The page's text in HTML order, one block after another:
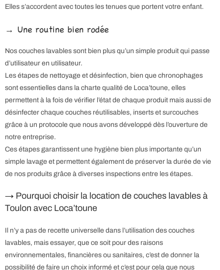
Elles s’accordent avec toutes les tenues que portent votre enfant.
→ Une routine bien rodée
Nos couches lavables sont bien plus qu’un simple produit qui passe
d’utilisateur en utilisateur.
Les étapes de nettoyage et désinfection, bien que chronophages
sont essentielles dans la charte qualité de Loca’toune, elles
permettent à la fois de vérifier l’état de chaque produit mais aussi de
désinfecter chaque couches réutilisables, inserts et surcouches
grâce à un protocole que nous avons développé dès l’ouverture de
notre entreprise.
Ces étapes garantissent une hygiène bien plus importante qu’un
simple lavage et permettent également de préserver la durée de vie
de nos produits grâce à diverses inspections entre les étapes.
→ Pourquoi choisir la location de couches lavables à
Toulon avec Loca’toune
Il n’y a pas de recette universelle dans l’utilisation des couches
lavables, mais essayer, que ce soit pour des raisons
environnementales, financières ou sanitaires, c’est de donner la
possibilité de faire un choix informé et c’est pour cela que nous